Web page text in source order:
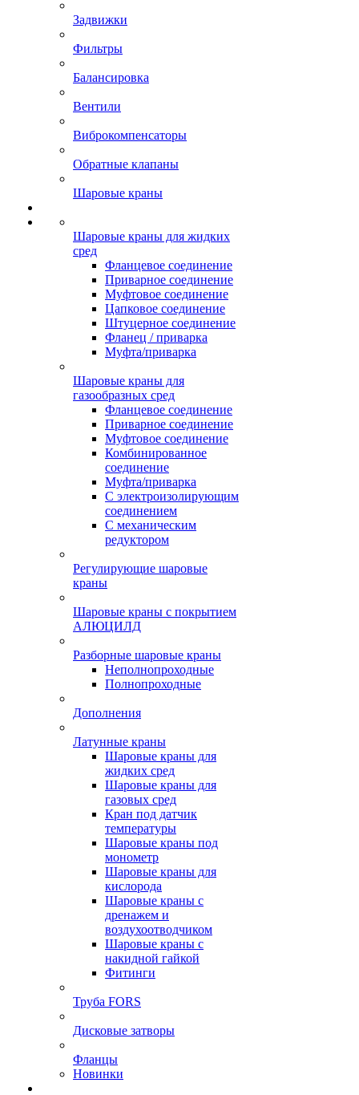
Задвижки
Фильтры
Балансировка
Вентили
Виброкомпенсаторы
Обратные клапаны
Шаровые краны
Шаровые краны для жидких
сред
Фланцевое соединение
Приварное соединение
Муфтовое соединение
Цапковое соединение
Штуцерное соединение
Фланец / приварка
Муфта/приварка
Шаровые краны для
газообразных сред
Фланцевое соединение
Приварное соединение
Муфтовое соединение
Комбинированное
соединение
Муфта/приварка
С электроизолирующим
соединением
С механическим
редуктором
Регулирующие шаровые
краны
Шаровые краны с покрытием
АЛЮЦИЛД
Разборные шаровые краны
Неполнопроходные
Полнопроходные
Дополнения
Латунные краны
Шаровые краны для
жидких сред
Шаровые краны для
газовых сред
Кран под датчик
температуры
Шаровые краны под
монометр
Шаровые краны для
кислорода
Шаровые краны с
дренажем и
воздухоотводчиком
Шаровые краны с
накидной гайкой
Фитинги
Труба FORS
Дисковые затворы
Фланцы
Новинки